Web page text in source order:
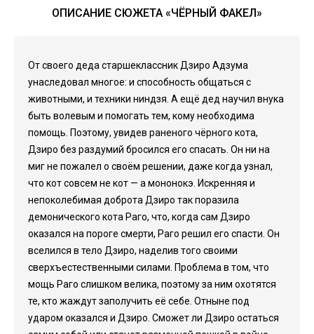
ОПИСАНИЕ СЮЖЕТА «ЧЁРНЫЙ ФАКЕЛ»
От своего деда старшеклассник Дзиро Адзума
унаследовал многое: и способность общаться с
животными, и техники ниндзя. А ещё дед научил внука
быть волевым и помогать тем, кому необходима
помощь. Поэтому, увидев раненого чёрного кота,
Дзиро без раздумий бросился его спасать. Он ни на
миг не пожалел о своём решении, даже когда узнал,
что кот совсем не кот — а мононокэ. Искренняя и
непоколебимая доброта Дзиро так поразила
демонического кота Раго, что, когда сам Дзиро
оказался на пороге смерти, Раго решил его спасти. Он
вселился в тело Дзиро, наделив того своими
сверхъестественными силами. Проблема в том, что
мощь Раго слишком велика, поэтому за ним охотятся
те, кто жаждут заполучить её себе. Отныне под
ударом оказался и Дзиро. Сможет ли Дзиро остаться